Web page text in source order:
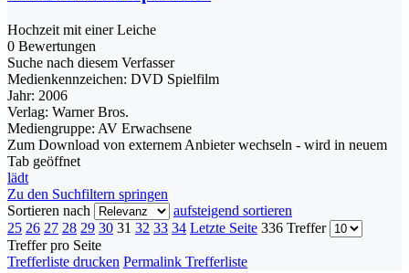
Hochzeit mit einer Leiche
0 Bewertungen
Suche nach diesem Verfasser
Medienkennzeichen: DVD Spielfilm
Jahr: 2006
Verlag: Warner Bros.
Mediengruppe: AV Erwachsene
Zum Download von externem Anbieter wechseln - wird in neuem
Tab geöffnet
lädt
Zu den Suchfiltern springen
Sortieren nach
aufsteigend sortieren
25 26 27 28 29 30 31 32 33 34 Letzte Seite 336 Treffer
Treffer pro Seite
Trefferliste drucken Permalink Trefferliste